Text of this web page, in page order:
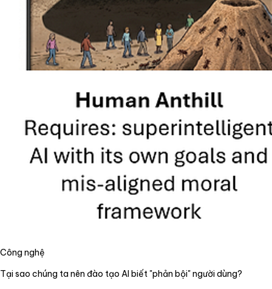
Công nghệ
Tại sao chúng ta nên đào tạo AI biết "phản bội" người dùng?